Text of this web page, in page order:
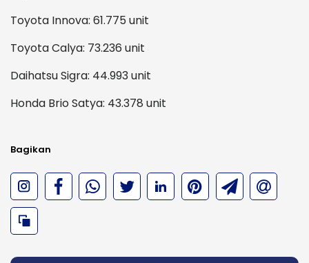
Toyota Innova: 61.775 unit
Toyota Calya: 73.236 unit
Daihatsu Sigra: 44.993 unit
Honda Brio Satya: 43.378 unit
Bagikan